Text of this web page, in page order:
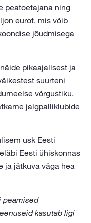
peatoetajana ning
eurot, mis võib
jõudmisega
pikaajalisest ja
suurteni
võrgustiku.
jalgpalliklubide
usk Eesti
Eesti ühiskonnas
ja jätkuva väga hea
peamised
kasutab ligi